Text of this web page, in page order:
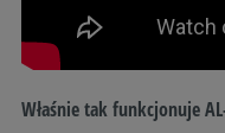
Właśnie tak funkcjonuje